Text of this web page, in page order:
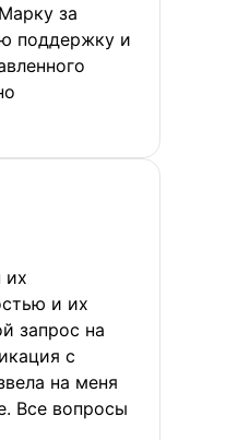
за
поддержку и
их
и их
запрос на
с
на меня
Все вопросы